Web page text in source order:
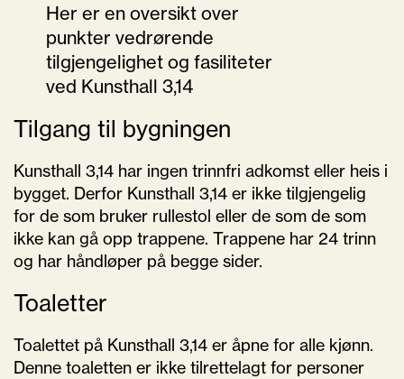
Her er en oversikt over
punkter vedrørende
tilgjengelighet og fasiliteter
ved Kunsthall 3,14
Tilgang til bygningen
Kunsthall 3,14 har ingen trinnfri adkomst eller heis i
bygget. Derfor Kunsthall 3,14 er ikke tilgjengelig
for de som bruker rullestol eller de som de som
ikke kan gå opp trappene. Trappene har 24 trinn
og har håndløper på begge sider.
Toaletter
Toalettet på Kunsthall 3,14 er åpne for alle kjønn.
Denne toaletten er ikke tilrettelagt for personer